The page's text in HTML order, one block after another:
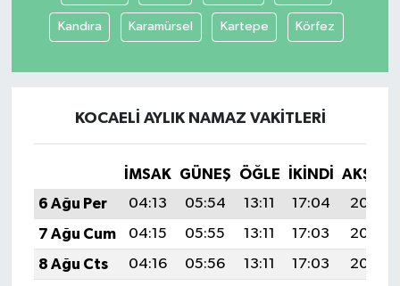
Kandıra Karamürsel Kartepe Körfez
KOCAELI AYLIK NAMAZ VAKITLERI
İMSAK GÜNEŞ ÖĞLE İKINDI
AKŞAM
6 Ağu Per
04:13 05:54 13:11 17:04
20:18
7 Ağu Cum
04:15 05:55 13:11 17:03
20:17
8 Ağu Cts
04:16 05:56 13:11 17:03
20:16